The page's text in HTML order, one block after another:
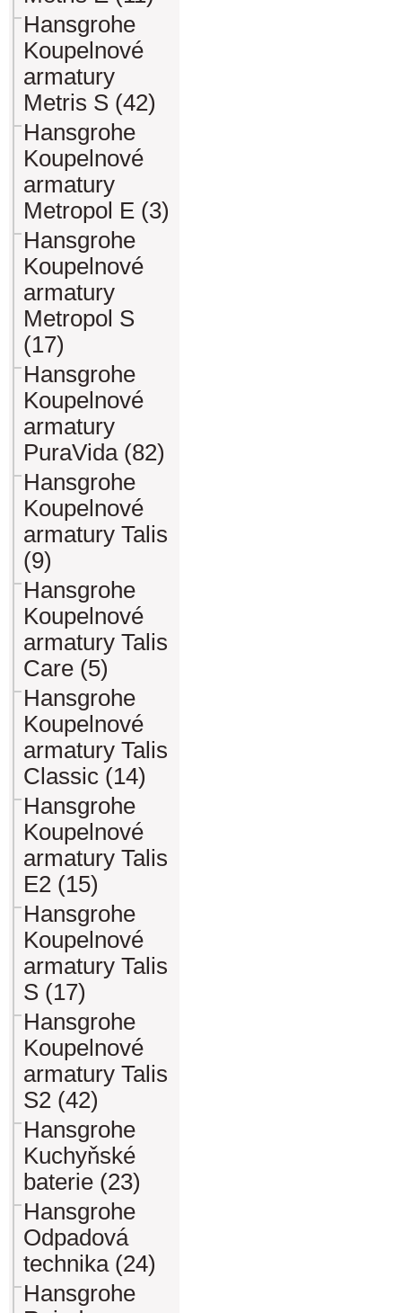
Hansgrohe
Koupelnové
armatury
Metris S (42)
Hansgrohe
Koupelnové
armatury
Metropol E (3)
Hansgrohe
Koupelnové
armatury
Metropol S
(17)
Hansgrohe
Koupelnové
armatury
PuraVida (82)
Hansgrohe
Koupelnové
armatury Talis
(9)
Hansgrohe
Koupelnové
armatury Talis
Care (5)
Hansgrohe
Koupelnové
armatury Talis
Classic (14)
Hansgrohe
Koupelnové
armatury Talis
E2 (15)
Hansgrohe
Koupelnové
armatury Talis
S (17)
Hansgrohe
Koupelnové
armatury Talis
S2 (42)
Hansgrohe
Kuchyňské
baterie (23)
Hansgrohe
Odpadová
technika (24)
Hansgrohe